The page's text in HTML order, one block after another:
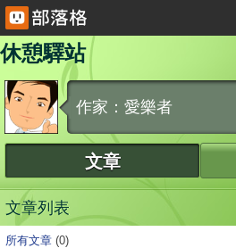
休憩驛站
作家：愛樂者
文章
文章列表
所有文章 (0)